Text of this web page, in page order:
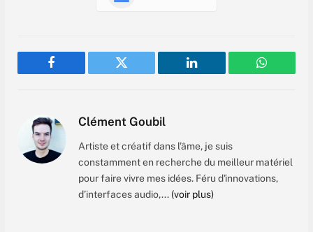
Facebook Twitter LinkedIn
Clément Goubil
Artiste et créatif dans l’âme, je suis
constamment en recherche du meilleur matériel
pour faire vivre mes idées. Féru d'innovations,
d’interfaces audio,... (voir plus)